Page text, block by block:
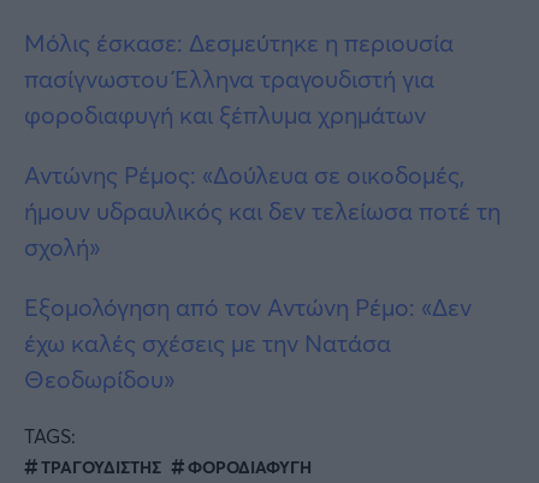
Μόλις έσκασε: Δεσμεύτηκε η περιουσία
πασίγνωστου Έλληνα τραγουδιστή για
φοροδιαφυγή και ξέπλυμα χρημάτων
Αντώνης Ρέμος: «Δούλευα σε οικοδομές,
ήμουν υδραυλικός και δεν τελείωσα ποτέ τη
σχολή»
Εξομολόγηση από τον Αντώνη Ρέμο: «Δεν
έχω καλές σχέσεις με την Νατάσα
Θεοδωρίδου»
TAGS:
ΤΡΑΓΟΥΔΙΣΤΗΣ ΦΟΡΟΔΙΑΦΥΓΗ